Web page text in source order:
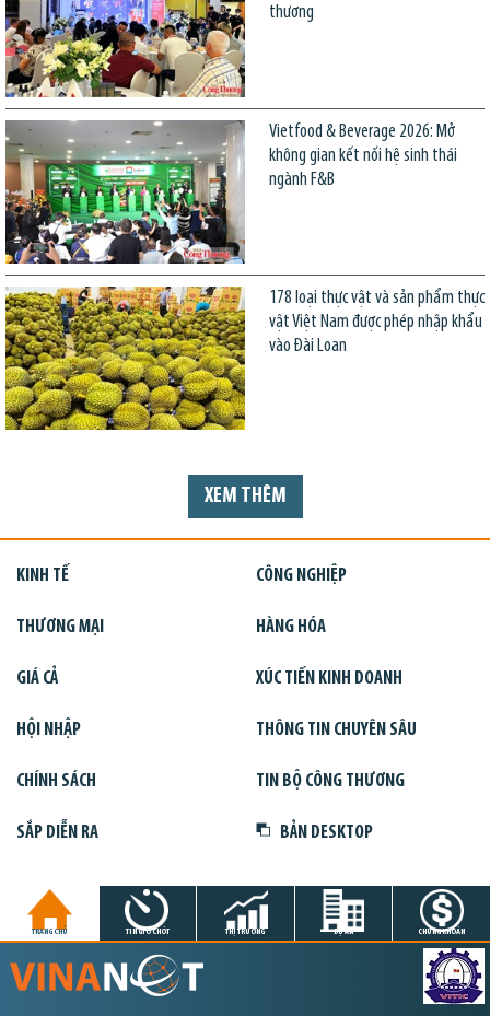
thương
Vietfood & Beverage 2026: Mở
không gian kết nối hệ sinh thái
ngành F&B
178 loại thực vật và sản phẩm thực
vật Việt Nam được phép nhập khẩu
vào Đài Loan
XEM THÊM
KINH TẾ CÔNG NGHIỆP
THƯƠNG MẠI HÀNG HÓA
GIÁ CẢ XÚC TIẾN KINH DOANH
HỘI NHẬP THÔNG TIN CHUYÊN SÂU
CHÍNH SÁCH TIN BỘ CÔNG THƯƠNG
SẮP DIỄN RA BẢN DESKTOP
TRANG CHỦ TIN GIỜ CHÓT THỊ TRƯỜNG DỰ ÁN CHỨNG KHOÁN